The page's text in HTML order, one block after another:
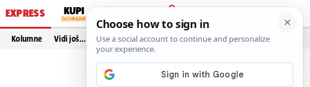
EXPRESS
PRIJAVA
Kolumne Vidi još…